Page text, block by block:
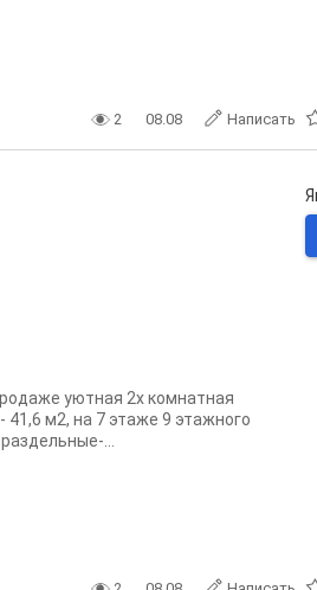
2 08.08 Написать
уютная 2х комнатная
м2, на 7 этаже 9 этажного
...